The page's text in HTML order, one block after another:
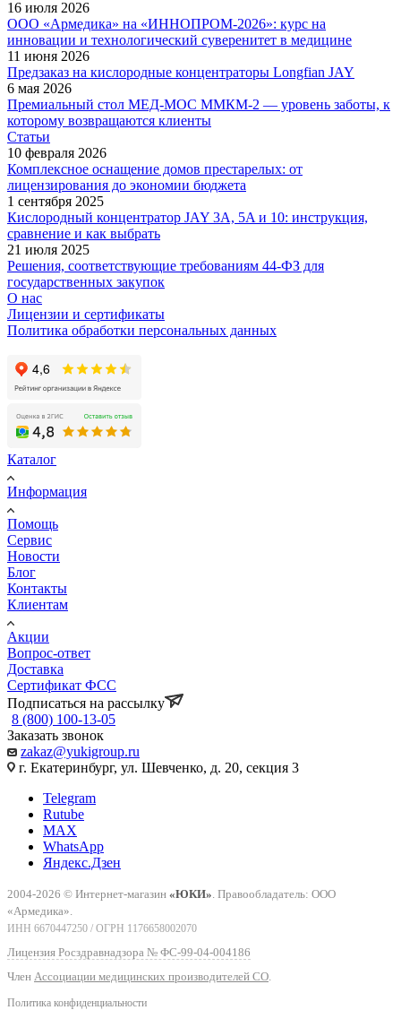
16 июля 2026
ООО «Армедика» на «ИННОПРОМ-2026»: курс на
инновации и технологический суверенитет в медицине
11 июня 2026
Предзаказ на кислородные концентраторы Longfian JAY
6 мая 2026
Премиальный стол МЕД-МОС ММКМ-2 — уровень заботы, к
которому возвращаются клиенты
Статьи
10 февраля 2026
Комплексное оснащение домов престарелых: от
лицензирования до экономии бюджета
1 сентября 2025
Кислородный концентратор JAY 3A, 5A и 10: инструкция,
сравнение и как выбрать
21 июля 2025
Решения, соответствующие требованиям 44-ФЗ для
государственных закупок
О нас
Лицензии и сертификаты
Политика обработки персональных данных
Каталог
Информация
Помощь
Сервис
Новости
Блог
Контакты
Клиентам
Акции
Вопрос-ответ
Доставка
Сертификат ФСС
Подписаться на рассылку
8 (800) 100-13-05
Заказать звонок
zakaz@yukigroup.ru
г. Екатеринбург, ул. Шевченко, д. 20, секция 3
Telegram
Rutube
MAX
WhatsApp
Яндекс.Дзен
2004-2026 © Интернет-магазин «ЮКИ» . Правообладатель: ООО
«Армедика».
ИНН 6670447250 / ОГРН 1176658002070
Лицензия Росздравнадзора № ФС-99-04-004186
Член Ассоциации медицинских производителей СО
Политика конфиденциальности